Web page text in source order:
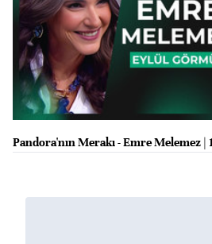
Pandora'nın Merakı - Emre Melemez |